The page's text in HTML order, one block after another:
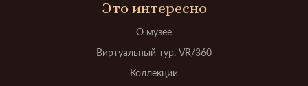
Это интересно
О музее
Виртуальный тур. VR/360
Коллекции